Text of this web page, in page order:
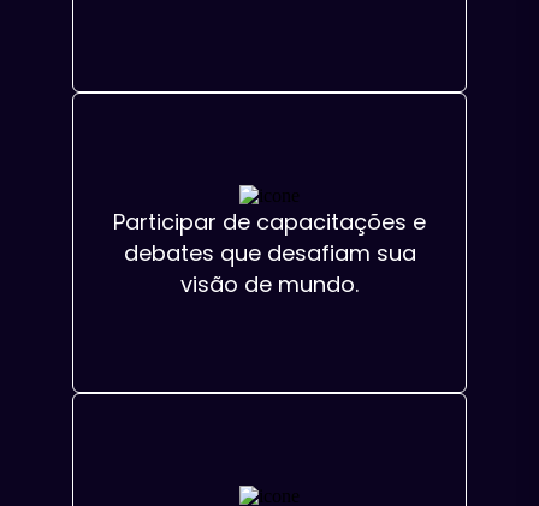
Participar de capacitações e
debates que desafiam sua
visão de mundo.